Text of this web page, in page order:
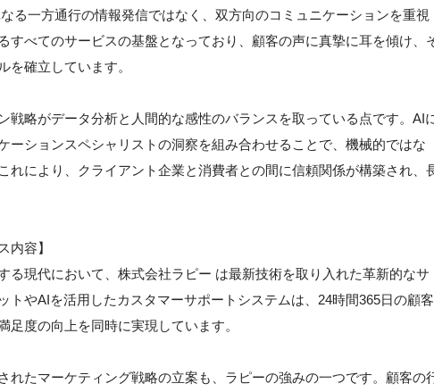
る一方通行の情報発信ではなく、双方向のコミュニケーションを重視
すべてのサービスの基盤となっており、顧客の声に真摯に耳を傾け、
を確立しています。
戦略がデータ分析と人間的な感性のバランスを取っている点です。AI
ーションスペシャリストの洞察を組み合わせることで、機械的ではな
れにより、クライアント企業と消費者との間に信頼関係が構築され、
内容】
る現代において、株式会社ラピー は最新技術を取り入れた革新的なサ
トやAIを活用したカスタマーサポートシステムは、24時間365日の顧客
度の向上を同時に実現しています。
れたマーケティング戦略の立案も、ラピーの強みの一つです。顧客の